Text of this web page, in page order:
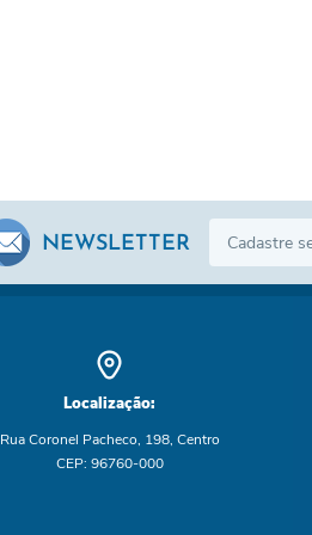
NEWSLETTER
Localização:
Rua Coronel Pacheco, 198, Centro
CEP: 96760-000